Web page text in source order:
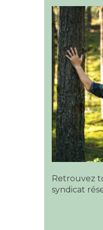
Retrouvez
syndicat